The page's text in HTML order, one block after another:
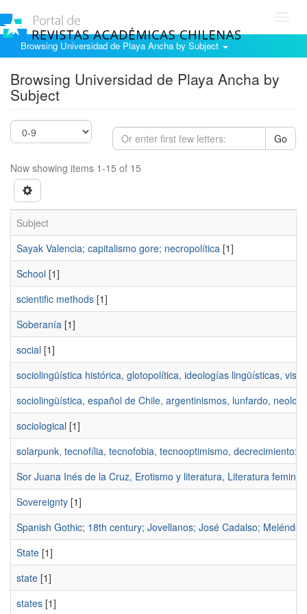
Browsing Universidad de Playa Ancha by Subject
Browsing Universidad de Playa Ancha by
Subject
Go
Now showing items 1-15 of 15
Subject
Sayak Valencia; capitalismo gore; necropolítica [1]
School [1]
scientific methods [1]
Soberanía [1]
social [1]
sociolingüística histórica, glotopolítica, ideologías lingüísticas,
sociolingüística, español de Chile, argentinismos, lunfardo,
sociological [1]
solarpunk, tecnofília, tecnofobia, tecnooptimismo, decrecimiento;
Sor Juana Inés de la Cruz, Erotismo y literatura, Literatura
Sovereignty [1]
Spanish Gothic; 18th century; Jovellanos; José Cadalso;
State [1]
state [1]
states [1]